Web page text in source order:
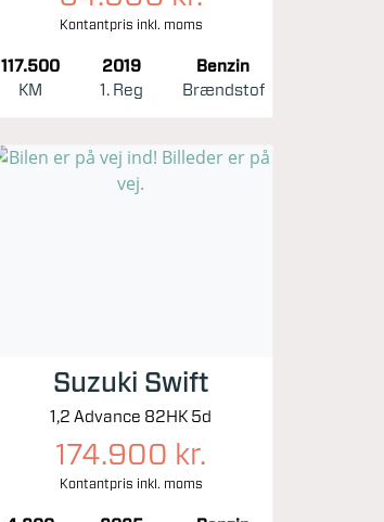
Kontantpris inkl. moms
117.500
KM
2019
1. Reg
Benzin
Brændstof
Suzuki Swift
1,2 Advance 82HK 5d
174.900 kr.
Kontantpris inkl. moms